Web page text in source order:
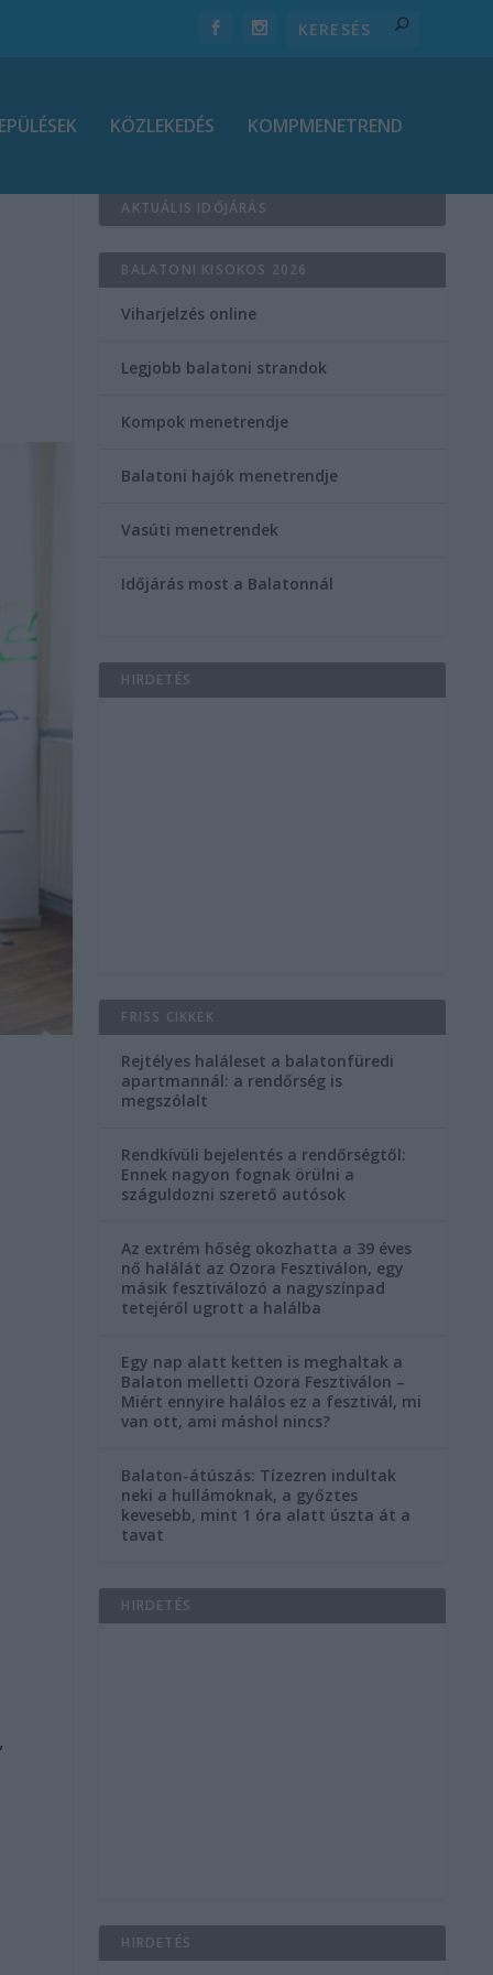
KÖZLEKEDÉS KOMPMENETREND
AKTUÁLIS IDŐJÁRÁS
BALATONI KISOKOS 2026
Viharjelzés online
Legjobb balatoni strandok
Kompok menetrendje
Balatoni hajók menetrendje
Vasúti menetrendek
Időjárás most a Balatonnál
HIRDETÉS
FRISS CIKKEK
Rejtélyes haláleset a balatonfüredi
apartmannál: a rendőrség is
megszólalt
Rendkívüli bejelentés a rendőrségtől:
Ennek nagyon fognak örülni a
száguldozni szerető autósok
Az extrém hőség okozhatta a 39 éves
nő halálát az Ozora Fesztiválon, egy
másik fesztiválozó a nagyszínpad
tetejéről ugrott a halálba
Egy nap alatt ketten is meghaltak a
Balaton melletti Ozora Fesztiválon –
Miért ennyire halálos ez a fesztivál, mi
van ott, ami máshol nincs?
Balaton-átúszás: Tízezren indultak
neki a hullámoknak, a győztes
kevesebb, mint 1 óra alatt úszta át a
tavat
HIRDETÉS
HIRDETÉS